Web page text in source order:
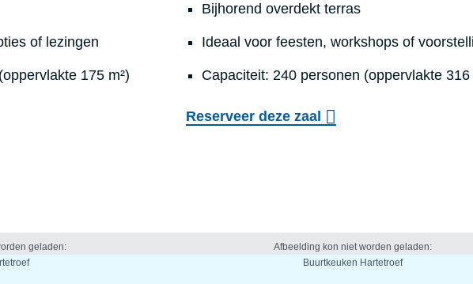
of lezingen
175 m²)
Bijhorend overdekt terras
Ideaal voor feesten, workshops of
Capaciteit: 240 personen (oppervlakte 316
Reserveer deze zaal